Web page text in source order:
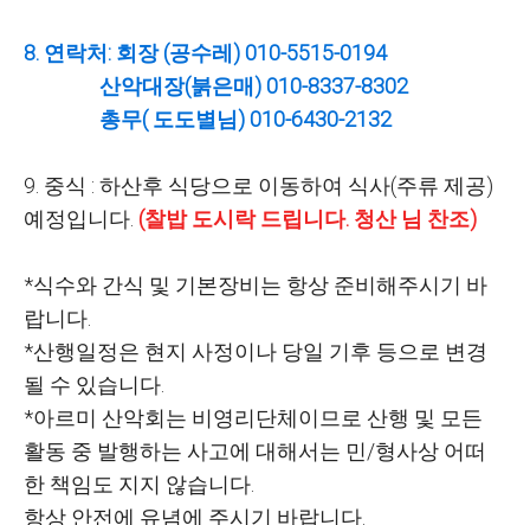
8. 연락처: 회장 (공수레) 010-5515-0194
산악대장(붉은매) 010-8337-8302
총무( 도도별님) 010-6430-2132
9. 중식 : 하산후 식당으로 이동하여 식사(주류 제공)
예정입니다. (찰밥 도시락 드립니다. 청산 님 찬조)
*식수와 간식 및 기본장비는 항상 준비해주시기 바
랍니다.
*산행일정은 현지 사정이나 당일 기후 등으로 변경
될 수 있습니다.
*아르미 산악회는 비영리단체이므로 산행 및 모든
활동 중 발행하는 사고에 대해서는 민/형사상 어떠
한 책임도 지지 않습니다.
항상 안전에 유념에 주시기 바랍니다.